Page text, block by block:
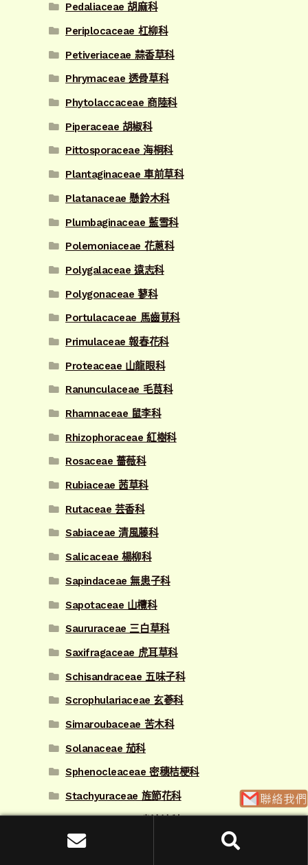
Pedaliaceae 胡麻科
Periplocaceae 杠柳科
Petiveriaceae 蒜香草科
Phrymaceae 透骨草科
Phytolaccaceae 商陸科
Piperaceae 胡椒科
Pittosporaceae 海桐科
Plantaginaceae 車前草科
Platanaceae 懸鈴木科
Plumbaginaceae 藍雪科
Polemoniaceae 花蔥科
Polygalaceae 遠志科
Polygonaceae 蓼科
Portulacaceae 馬齒莧科
Primulaceae 報春花科
Proteaceae 山龍眼科
Ranunculaceae 毛茛科
Rhamnaceae 鼠李科
Rhizophoraceae 紅樹科
Rosaceae 薔薇科
Rubiaceae 茜草科
Rutaceae 芸香科
Sabiaceae 清風藤科
Salicaceae 楊柳科
Sapindaceae 無患子科
Sapotaceae 山欖科
Saururaceae 三白草科
Saxifragaceae 虎耳草科
Schisandraceae 五味子科
Scrophulariaceae 玄蔘科
Simaroubaceae 苦木科
Solanaceae 茄科
Sphenocleaceae 密穗桔梗科
Stachyuraceae 旌節花科
Staphyleaceae 省沽油科
Styracaceae 安息香科
搜